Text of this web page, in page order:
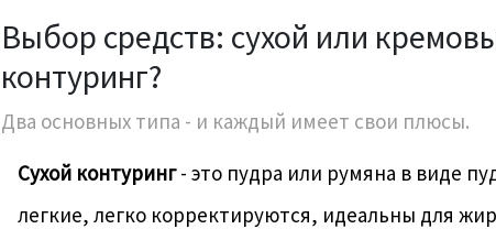
Выбор средств: сухой или
контуринг?
Два основных типа - и каждый имеет свои плюсы.
Сухой контуринг- это пудра или румяна в виде
легкие, легко корректируются, идеальны для